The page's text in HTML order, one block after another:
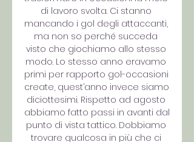
di lavoro svolta. Ci stanno
mancando i gol degli attaccanti,
ma non so perché succeda
visto che giochiamo allo stesso
modo. Lo stesso anno eravamo
primi per rapporto gol-occasioni
create, quest’anno invece siamo
diciottesimi. Rispetto ad agosto
abbiamo fatto passi in avanti dal
punto di vista tattico. Dobbiamo
trovare qualcosa in più che ci